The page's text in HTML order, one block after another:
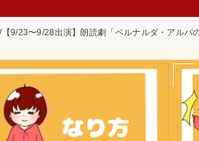
【9/23〜9/28出演】朗読劇「ベルナルダ・アルバ